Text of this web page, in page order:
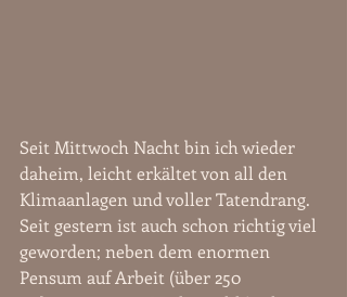
Seit Mittwoch Nacht bin ich wieder
daheim, leicht erkältet von all den
Klimaanlagen und voller Tatendrang.
Seit gestern ist auch schon richtig viel
geworden; neben dem enormen
Pensum auf Arbeit (über 250